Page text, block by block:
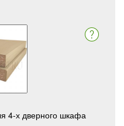
4-х дверного шкафа